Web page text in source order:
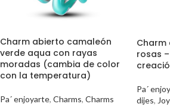
Charm abierto camaleón
verde aqua con rayas
moradas (cambia de color
con la temperatura)
Pa´ enjoyarte, Charms, Charms
rosas
Pa´
dijes,